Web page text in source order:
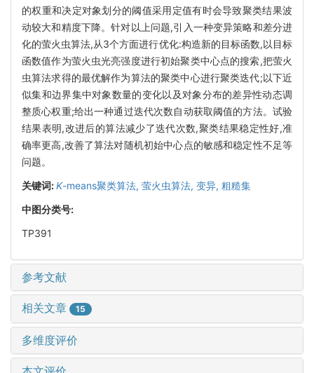
的权重和决定对象划分的阈值采用定值有时会导致聚类结果波
动较大和精度下降。针对以上问题,引入一种变异策略和差分进
化的萤火虫算法,从3个方面进行优化:构造新的目标函数,以目标
函数值作为萤火虫光亮强度进行初始聚类中心点的搜索,把萤火
虫算法求得的最优解作为算法的聚类中心进行聚类迭代;以下近
似集和边界集中对象数量的变化以及对象分布的差异性动态调
整质心权重;给出一种通过迭代次数自动获取阈值的方法。试验
结果表明,改进后的算法减少了迭代次数,聚类结果稳定性好,准
确率更高,改善了算法对随机初始中心点的敏感和稳定性不足等
问题。
关键词:K-means聚类算法, 萤火虫算法, 变异, 粗糙集
中图分类号:
TP391
参考文献
相关文章 15
多维度评价